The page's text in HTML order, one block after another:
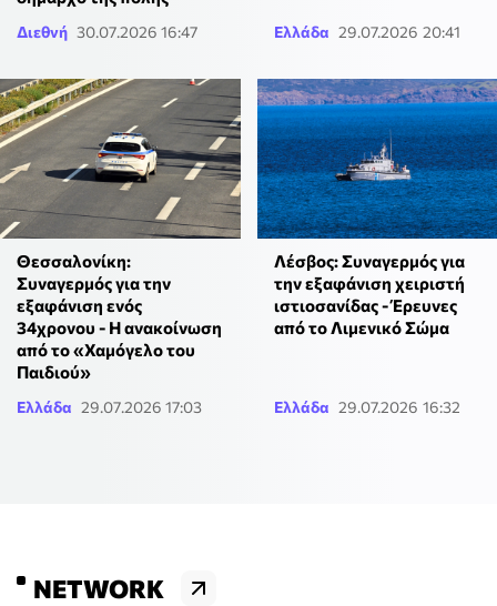
Διεθνή 30.07.2026 16:47 Ελλάδα 29.07.2026 20:41
Θεσσαλονίκη:
Συναγερμός για την
εξαφάνιση ενός
34χρονου - Η ανακοίνωση
από το «Χαμόγελο του
Παιδιού»
Ελλάδα 29.07.2026 17:03
Λέσβος: Συναγερμός για
την εξαφάνιση χειριστή
ιστιοσανίδας - Έρευνες
από το Λιμενικό Σώμα
Ελλάδα 29.07.2026 16:32
NETWORK